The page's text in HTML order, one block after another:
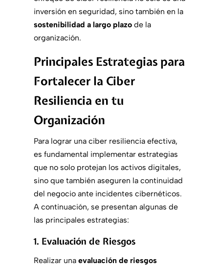
inversión en seguridad, sino también en la
sostenibilidad a largo plazode la
organización.
Principales Estrategias para
Fortalecer la Ciber
Resiliencia en tu
Organización
Para lograr una ciber resiliencia efectiva,
es fundamental implementar estrategias
que no solo protejan los activos digitales,
sino que también aseguren la continuidad
del negocio ante incidentes cibernéticos.
A continuación, se presentan algunas de
las principales estrategias:
1. Evaluación de Riesgos
Realizar una evaluación de riesgos